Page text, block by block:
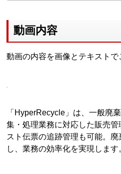
動画内容
動画の内容を画像とテキストで
「HyperRecycle」は、一般廃
集・処理業務に対応した販売
スト伝票の追跡管理も可能。
し、業務の効率化を実現します